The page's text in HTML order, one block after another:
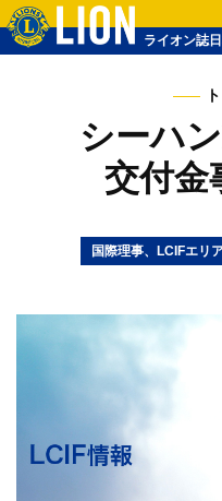
ライオン誌
シーハ
交付金
国際理事、LCIFエリ